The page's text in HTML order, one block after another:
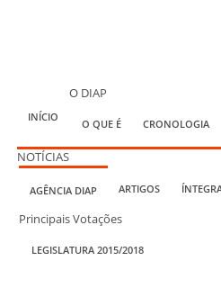
INÍCIO
O DIAP
O QUE É CRONOLOGIA
NOTÍCIAS
AGÊNCIA DIAP ARTIGOS
Principais Votações
LEGISLATURA 2015/2018